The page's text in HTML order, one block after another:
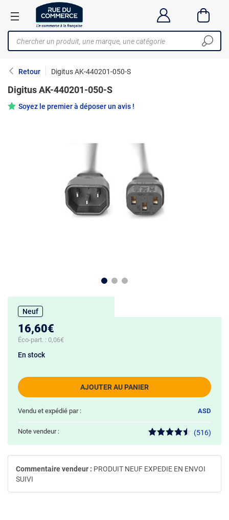
Retour Digitus AK-440201-050-S
Digitus AK-440201-050-S
Soyez le premier à déposer un avis !
Neuf
16,60€
Éco-part. : 0,06€
AJOUTER AU PANIER
En stock
Vendu et expédié par : ASD
Note vendeur : (516)
Commentaire vendeur : PRODUIT NEUF EXPEDIE EN ENVOI
SUIVI